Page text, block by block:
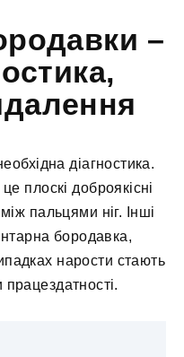
–
діагностика.
плоскі доброякісні
пальцями ніг. Інші
бородавка,
нарости стають